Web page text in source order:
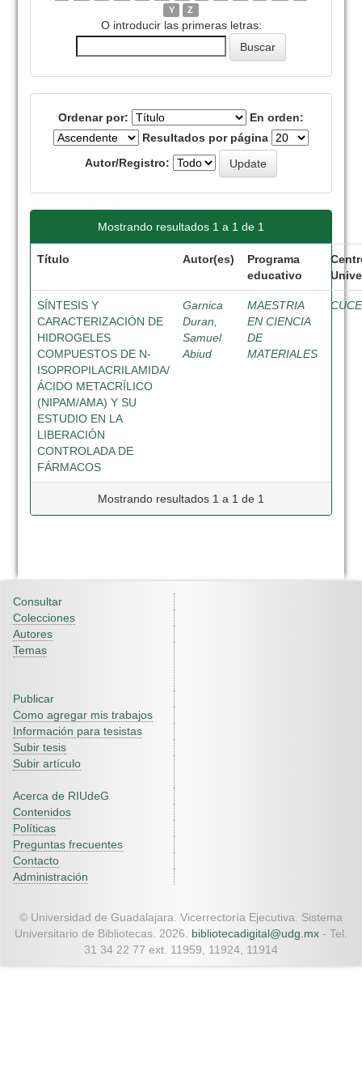
Y
Z
O introducir las primeras letras:
Ordenar por:
En orden:
Resultados por página
Autor/Registro:
Mostrando resultados 1 a 1 de 1
Título Autor(es)
Programa
educativo
SÍNTESIS Y
CARACTERIZACIÓN DE
HIDROGELES
COMPUESTOS DE N-
ISOPROPILACRILAMIDA/
ÁCIDO METACRÍLICO
(NIPAM/AMA) Y SU
ESTUDIO EN LA
LIBERACIÓN
CONTROLADA DE
FÁRMACOS
Garnica
Duran,
Samuel
Abiud
MAESTRIA
EN CIENCIA
DE
MATERIALES
Mostrando resultados 1 a 1 de 1
Consultar
Colecciones
Autores
Temas
Publicar
Como agregar mis trabajos
Información para tesistas
Subir tesis
Subir artículo
Acerca de RIUdeG
Contenidos
Políticas
Preguntas frecuentes
Contacto
Administración
© Universidad de Guadalajara. Vicerrectoría Ejecutiva. Sistema
Universitario de Bibliotecas. 2026. bibliotecadigital@udg.mx - Tel.
31 34 22 77 ext. 11959, 11924, 11914